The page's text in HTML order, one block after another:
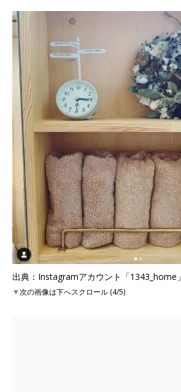
出典：Instagramアカウント「1343_home」
▼次の画像は下へスクロール (4/5)